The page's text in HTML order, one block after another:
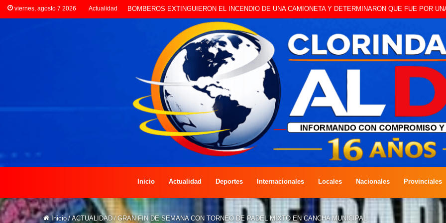
viernes, agosto 7 2026 Actualidad LA POLICÍA INVESTIGA ROBO A CAMBISTA OCURRIDO ESTE JUEVES
Inicio Actualidad Deportes Internacionales Locales Nacionales Provinciales
Inicio / ACTUALIDAD / GRAN FIN DE SEMANA CON TORNEO DE PADEL MIXTO EN CANCHA MUNICIPAL